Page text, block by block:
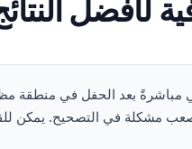
لأفضل
مباشرةً بعد الحفل في منطقة
أصعب مشكلة في التصحيح. يمكن